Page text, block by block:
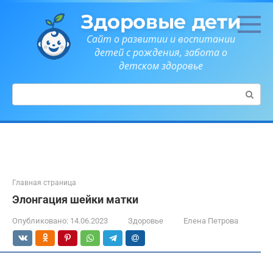
Здоровые дети
Сайт о развитии и воспитании
детей с рождения, забота о
детском здоровье
Поиск:
Главная страница
Элонгация шейки матки
Опубликовано: 14.06.2023 Здоровье Елена Петрова